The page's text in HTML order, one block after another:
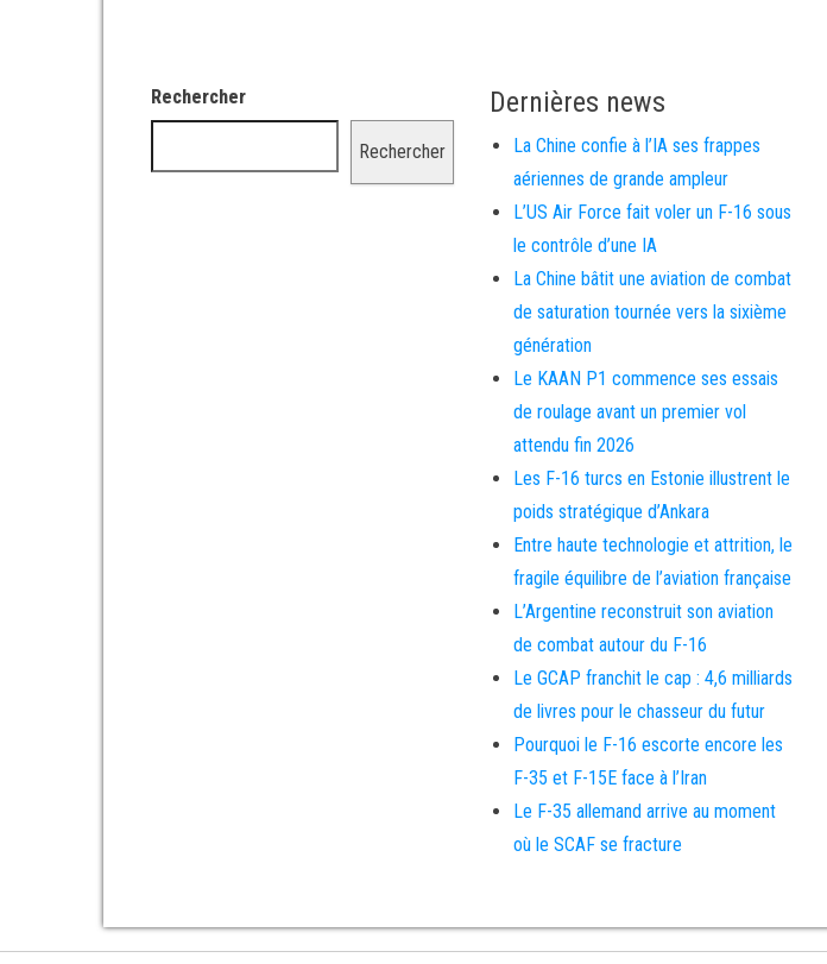
Rechercher
Rechercher
Dernières news
La Chine confie à l’IA ses frappes
aériennes de grande ampleur
L’US Air Force fait voler un F-16 sous
le contrôle d’une IA
La Chine bâtit une aviation de combat
de saturation tournée vers la sixième
génération
Le KAAN P1 commence ses essais
de roulage avant un premier vol
attendu fin 2026
Les F-16 turcs en Estonie illustrent le
poids stratégique d’Ankara
Entre haute technologie et attrition, le
fragile équilibre de l’aviation française
L’Argentine reconstruit son aviation
de combat autour du F-16
Le GCAP franchit le cap : 4,6 milliards
de livres pour le chasseur du futur
Pourquoi le F-16 escorte encore les
F-35 et F-15E face à l’Iran
Le F-35 allemand arrive au moment
où le SCAF se fracture